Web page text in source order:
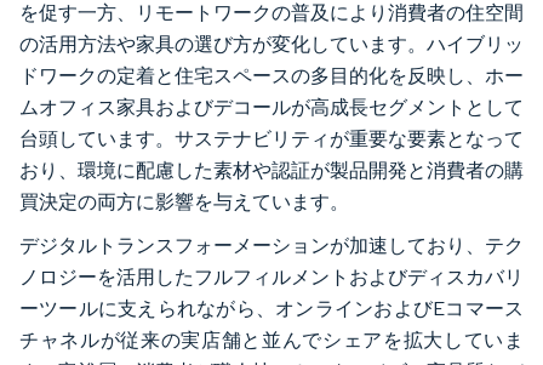
を促す一方、リモートワークの普及により消費者の住空間
の活用方法や家具の選び方が変化しています。ハイブリッ
ドワークの定着と住宅スペースの多目的化を反映し、ホー
ムオフィス家具およびデコールが高成長セグメントとして
台頭しています。サステナビリティが重要な要素となって
おり、環境に配慮した素材や認証が製品開発と消費者の購
買決定の両方に影響を与えています。
デジタルトランスフォーメーションが加速しており、テク
ノロジーを活用したフルフィルメントおよびディスカバリ
ーツールに支えられながら、オンラインおよびEコマース
チャネルが従来の実店舗と並んでシェアを拡大していま